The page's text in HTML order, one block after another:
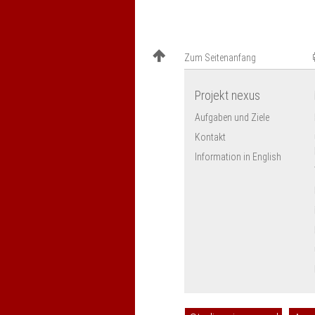
Zum Seitenanfang
Projekt nexus
Aufgaben und Ziele
Kontakt
Information in English